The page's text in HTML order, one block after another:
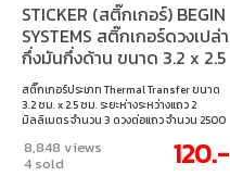
STICKER (สติ๊กเกอร์) BEGIN
SYSTEMS สติ๊กเกอร์ดวงเปล่า
กึ่งมันกึ่งด้าน ขนาด 3.2 x 2.5
ซม. (2,500 ดวง/ม้วน)
สติ๊กเกอร์ประเภท Thermal Transfer ขนาด
3.2 ซม. x 2.5 ซม. ระยะห่างระหว่างแถว 2
มิลลิเมตร จำนวน 3 ดวงต่อแถว จำนวน 2500
8,848 views
4 sold 120.-